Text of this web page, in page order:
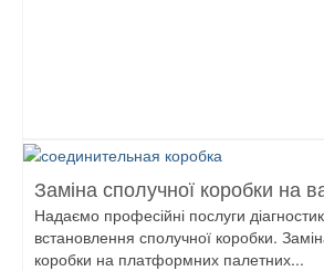
Заміна сполучної коробки на
Надаємо професійні послуги
встановлення сполучної коробки.
коробки на платформних палетних...